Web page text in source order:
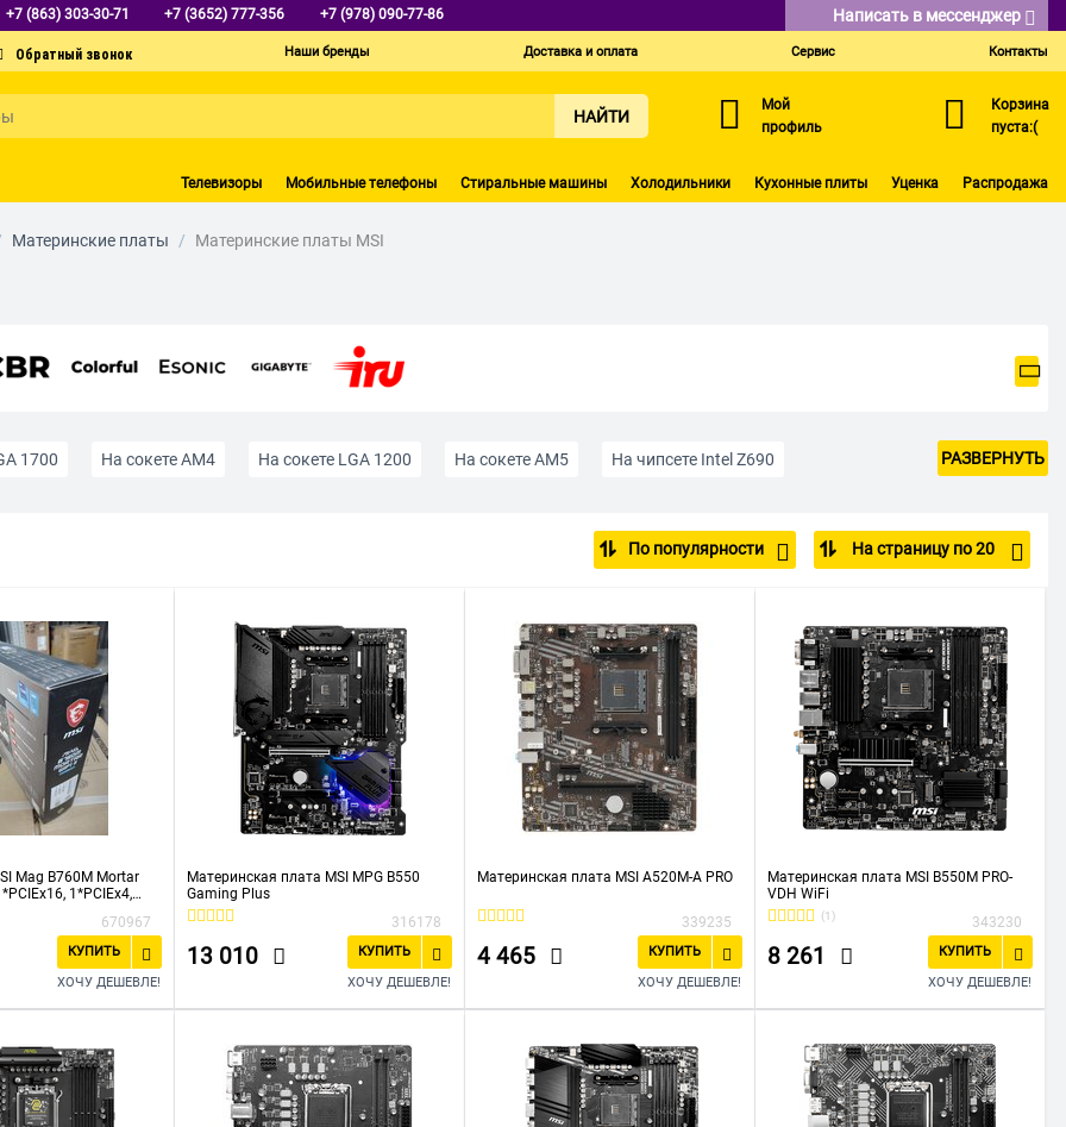
+7 (863) 303-30-71 +7 (3652) 777-356 +7 (978) 090-77-86 Написать в мессенджер
Наши бренды Доставка и оплата Сервис Контакты
НАЙТИ
Мой
профиль
Корзина
пуста:(
Телевизоры Мобильные телефоны Стиральные машины Холодильники Кухонные плиты Уценка Распродажа
Материнские платы / Материнские платы MSI
1700 На сокете AM4 На сокете LGA 1200 На сокете AM5 На чипсете Intel Z690 РАЗВЕРНУТЬ
По популярности На страницу по 20
Mag B760M Mortar
1*PCIEx4,
(плохая
ремонт)670967
КУПИТЬ
ХОЧУ ДЕШЕВЛЕ!
Материнская плата MSI MPG B550
Gaming Plus
316178
13 010
КУПИТЬ
ХОЧУ ДЕШЕВЛЕ!
Материнская плата MSI A520M-A PRO
339235
4 465
КУПИТЬ
ХОЧУ ДЕШЕВЛЕ!
Материнская плата MSI B550M PRO-
VDH WiFi
(1) 343230
8 261
КУПИТЬ
ХОЧУ ДЕШЕВЛЕ!